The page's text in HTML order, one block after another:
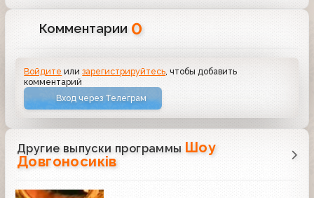
Комментарии 0
Войдите илизарегистрируйтесь , чтобы добавить
комментарий
Вход через Телеграм
Другие выпуски программы Шоу
Довгоносиків